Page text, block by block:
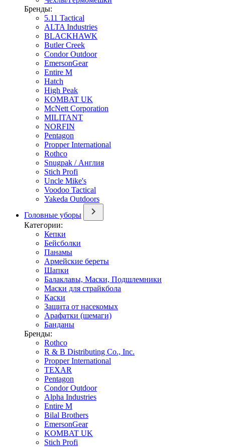
Бренды:
5.11 Tactical
ALTA Industries
BLACKHAWK
Butler Creek
Condor Outdoor
EmersonGear
Entire M
Hatch
High Peak
KOMBAT UK
McNett Corporation
MILITANT
NORFIN
Pentagon
Propper International
Rothco
Snugpak / Англия
Stich Profi
Uncle Mike's
Voodoo Tactical
Yakeda Outdoors
Головные уборы
Категории:
Кепки
Бейсболки
Панамы
Армейские береты
Шапки
Балаклавы, Маски, Подшлемники
Маски для страйкбола
Каски
Защита от насекомых
Арафатки (шемаги)
Банданы
Бренды:
Rothco
R & B Distributing Co., Inc.
Propper International
TEXAR
Pentagon
Condor Outdoor
Alpha Industries
Entire M
Bilal Brothers
EmersonGear
KOMBAT UK
Stich Profi